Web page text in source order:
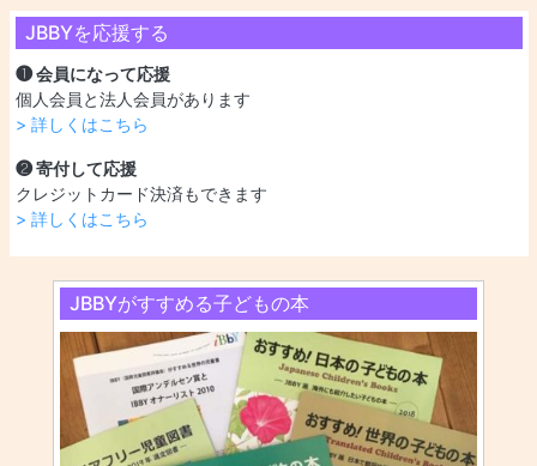
JBBYを応援する
❶ 会員になって応援
個人会員と法人会員があります
> 詳しくはこちら
❷ 寄付して応援
クレジットカード決済もできます
> 詳しくはこちら
JBBYがすすめる子どもの本